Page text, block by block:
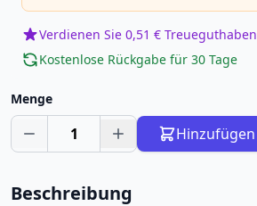
Verdienen Sie 0,51 € Treueguthaben
Kostenlose Rückgabe für 30 Tage
Menge
1 Hinzufügen
Beschreibung